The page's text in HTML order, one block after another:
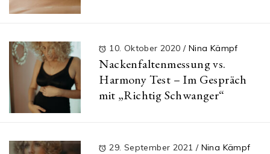
10. Oktober 2020 / Nina Kämpf
Nackenfaltenmessung vs.
Harmony Test – Im Gespräch
mit „Richtig Schwanger“
29. September 2021 / Nina Kämpf